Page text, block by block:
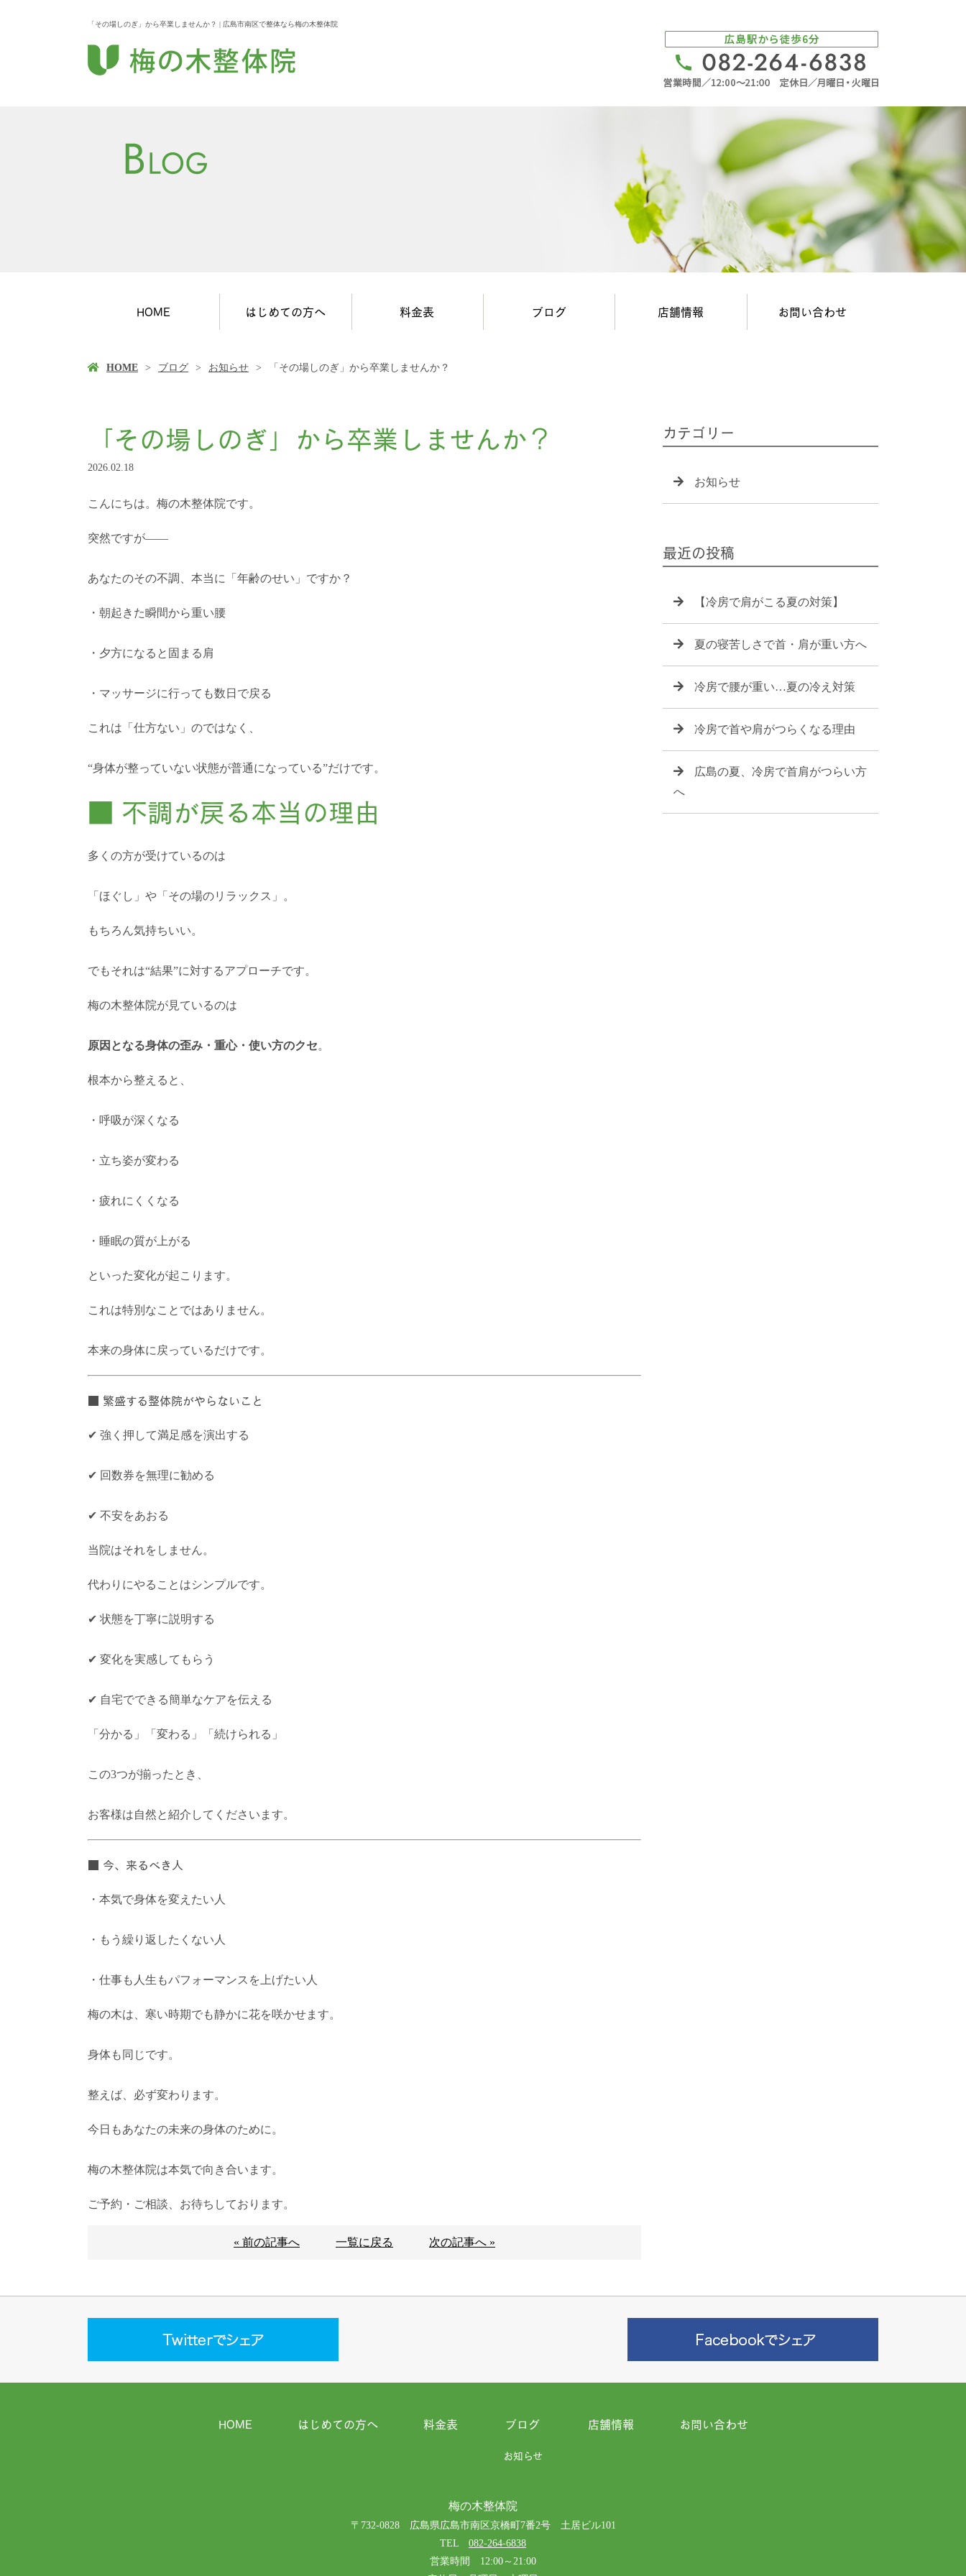
「その場しのぎ」から卒業しませんか？ | 広島市南区で整体なら梅の木整体院
HOME はじめての方へ 料金表 ブログ 店舗情報 お問い合わせ
HOME ブログ お知らせ 「その場しのぎ」から卒業しませんか？
「その場しのぎ」から卒業しませんか？
2026.02.18
こんにちは。梅の木整体院です。
突然ですが——
あなたのその不調、本当に「年齢のせい」ですか？
・朝起きた瞬間から重い腰
・夕方になると固まる肩
・マッサージに行っても数日で戻る
これは「仕方ない」のではなく、
“身体が整っていない状態が普通になっている”だけです。
■ 不調が戻る本当の理由
多くの方が受けているのは
「ほぐし」や「その場のリラックス」。
もちろん気持ちいい。
でもそれは“結果”に対するアプローチです。
梅の木整体院が見ているのは
原因となる身体の歪み・重心・使い方のクセ。
根本から整えると、
・呼吸が深くなる
・立ち姿が変わる
・疲れにくくなる
・睡眠の質が上がる
といった変化が起こります。
これは特別なことではありません。
本来の身体に戻っているだけです。
■ 繁盛する整体院がやらないこと
✔ 強く押して満足感を演出する
✔ 回数券を無理に勧める
✔ 不安をあおる
当院はそれをしません。
代わりにやることはシンプルです。
✔ 状態を丁寧に説明する
✔ 変化を実感してもらう
✔ 自宅でできる簡単なケアを伝える
「分かる」「変わる」「続けられる」
この3つが揃ったとき、
お客様は自然と紹介してくださいます。
■ 今、来るべき人
・本気で身体を変えたい人
・もう繰り返したくない人
・仕事も人生もパフォーマンスを上げたい人
梅の木は、寒い時期でも静かに花を咲かせます。
身体も同じです。
整えば、必ず変わります。
今日もあなたの未来の身体のために。
梅の木整体院は本気で向き合います。
ご予約・ご相談、お待ちしております。
« 前の記事へ 一覧に戻る 次の記事へ »
カテゴリー
お知らせ
最近の投稿
【冷房で肩がこる夏の対策】
夏の寝苦しさで首・肩が重い方へ
冷房で腰が重い…夏の冷え対策
冷房で首や肩がつらくなる理由
広島の夏、冷房で首肩がつらい方
へ
HOME はじめての方へ 料金表 ブログ
お知らせ
店舗情報 お問い合わせ
梅の木整体院
〒732-0828 広島県広島市南区京橋町7番2号 土居ビル101
TEL 082-264-6838
営業時間 12:00～21:00